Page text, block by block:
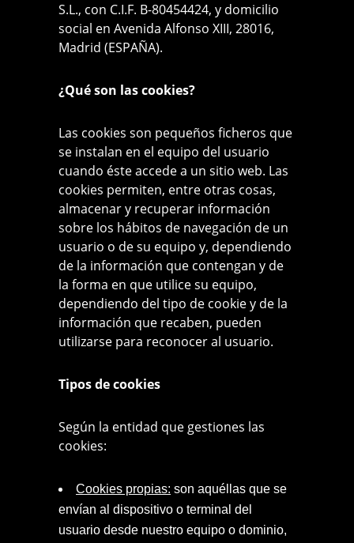
S.L., con C.I.F. B-80454424, y domicilio
social en Avenida Alfonso XIII, 28016,
Madrid (ESPAÑA).
¿Qué son las cookies?
Las cookies son pequeños ficheros que
se instalan en el equipo del usuario
cuando éste accede a un sitio web. Las
cookies permiten, entre otras cosas,
almacenar y recuperar información
sobre los hábitos de navegación de un
usuario o de su equipo y, dependiendo
de la información que contengan y de
la forma en que utilice su equipo,
dependiendo del tipo de cookie y de la
información que recaben, pueden
utilizarse para reconocer al usuario.
Tipos de cookies
Según la entidad que gestiones las
cookies:
Cookies propias: son aquéllas que se
envían al dispositivo o terminal del
usuario desde nuestro equipo o dominio,